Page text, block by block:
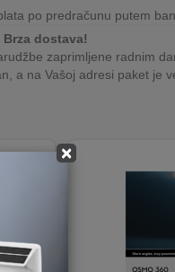
×
po predračunu putem
Brza dostava!
zaprimljene radnim
a na Vašoj adresi paket je